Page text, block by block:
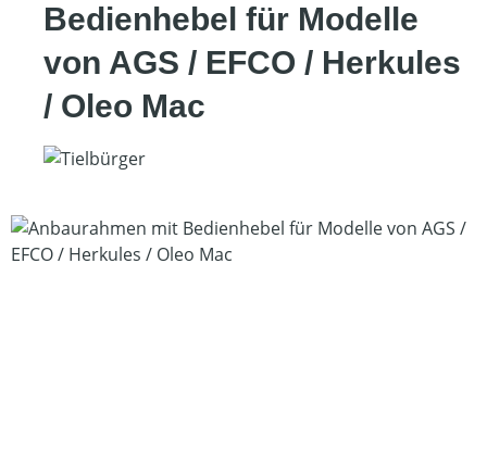
Bedienhebel für Modelle
von AGS / EFCO / Herkules
/ Oleo Mac
Bildergalerie überspringen